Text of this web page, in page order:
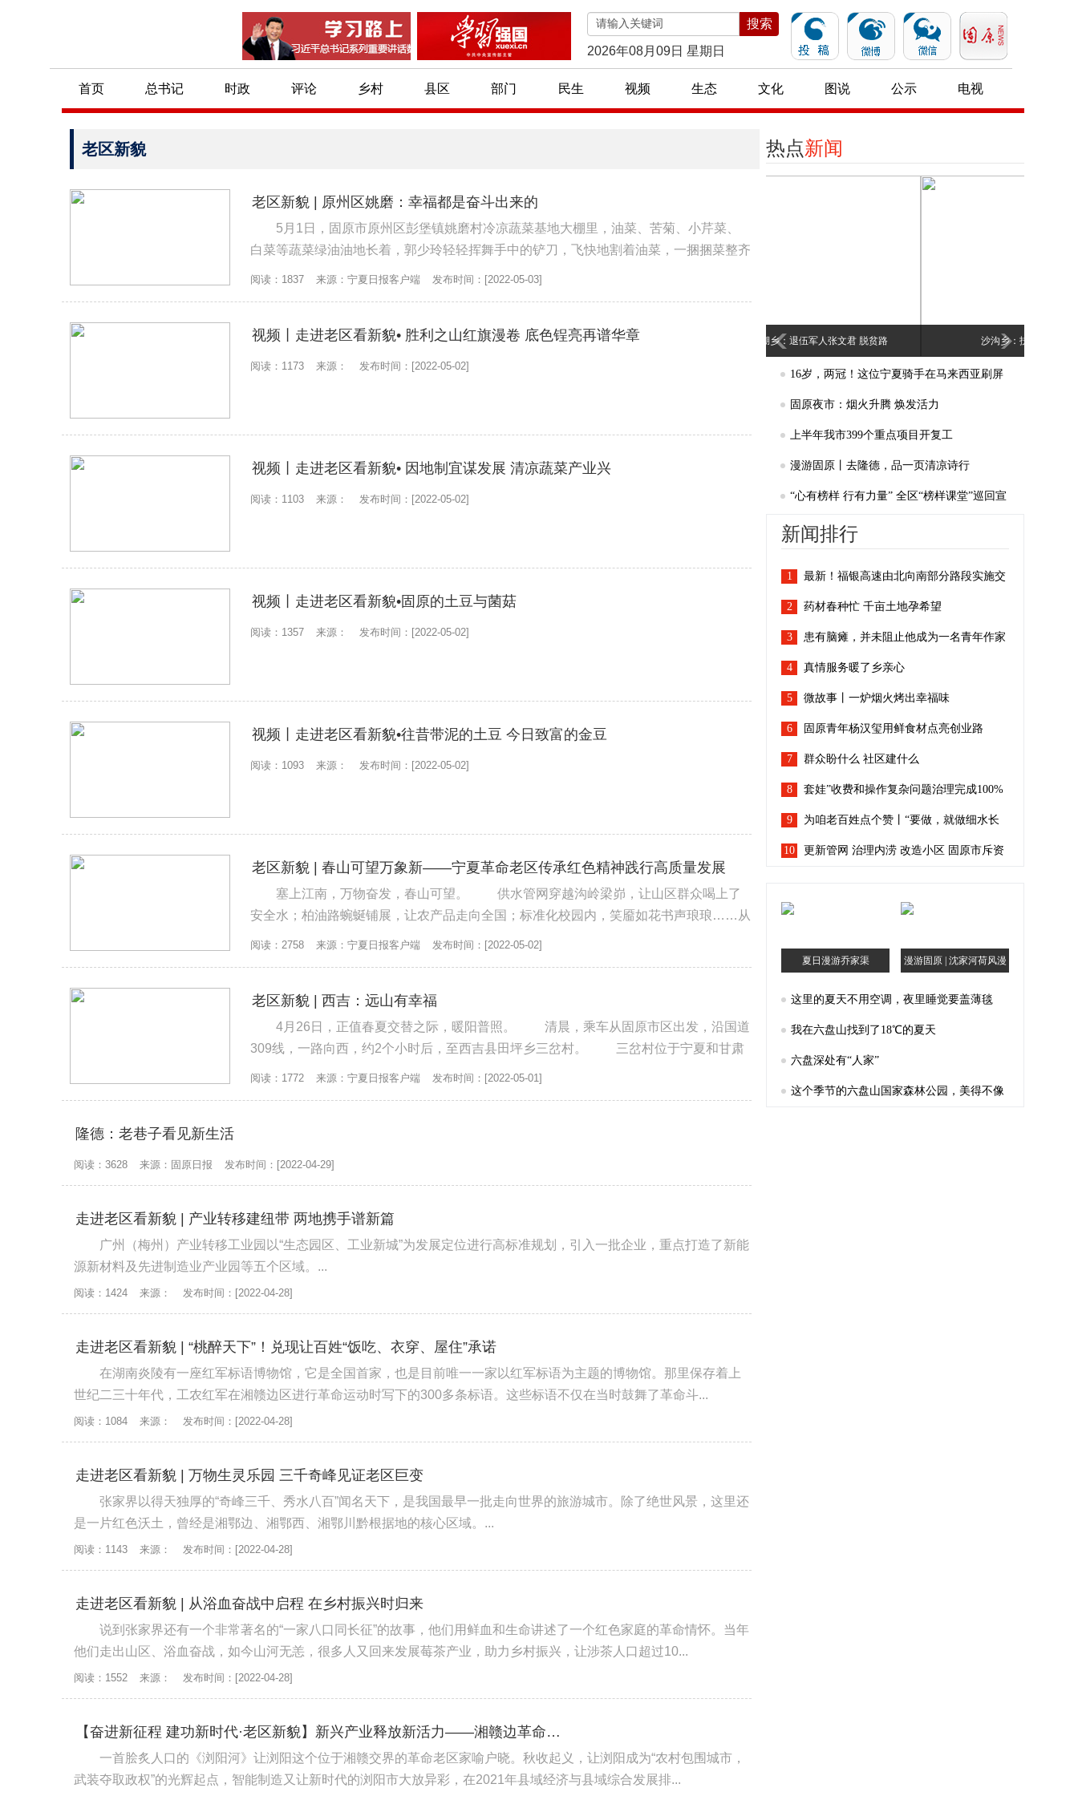
搜索
2026年08月09日 星期日
首页 总书记 时政 评论 乡村 县区 部门 民生 视频 生态 文化 图说 公示 电视
老区新貌
老区新貌 | 原州区姚磨：幸福都是奋斗出来的
5月1日，固原市原州区彭堡镇姚磨村冷凉蔬菜基地大棚里，油菜、苦菊、小芹菜、
白菜等蔬菜绿油油地长着，郭少玲轻轻挥舞手中的铲刀，飞快地割着油菜，一捆捆菜整齐
地堆码在畦边。“再等半小时，就割完，给你送过去...
阅读：1837 来源：宁夏日报客户端 发布时间：[2022-05-03]
视频丨走进老区看新貌• 胜利之山红旗漫卷 底色锃亮再谱华章
阅读：1173 来源： 发布时间：[2022-05-02]
视频丨走进老区看新貌• 因地制宜谋发展 清凉蔬菜产业兴
阅读：1103 来源： 发布时间：[2022-05-02]
视频丨走进老区看新貌•固原的土豆与菌菇
阅读：1357 来源： 发布时间：[2022-05-02]
视频丨走进老区看新貌•往昔带泥的土豆 今日致富的金豆
阅读：1093 来源： 发布时间：[2022-05-02]
老区新貌 | 春山可望万象新——宁夏革命老区传承红色精神践行高质量发展
塞上江南，万物奋发，春山可望。 供水管网穿越沟岭梁峁，让山区群众喝上了
安全水；柏油路蜿蜒铺展，让农产品走向全国；标准化校园内，笑靥如花书声琅琅……从
红军长征胜利翻越的最后一座高山六盘山到素有“...
阅读：2758 来源：宁夏日报客户端 发布时间：[2022-05-02]
老区新貌 | 西吉：远山有幸福
4月26日，正值春夏交替之际，暖阳普照。 清晨，乘车从固原市区出发，沿国道
309线，一路向西，约2个小时后，至西吉县田坪乡三岔村。 三岔村位于宁夏和甘肃
接壤之处，建于两山相交的一块凹地上，...
阅读：1772 来源：宁夏日报客户端 发布时间：[2022-05-01]
隆德：老巷子看见新生活
阅读：3628 来源：固原日报 发布时间：[2022-04-29]
走进老区看新貌 | 产业转移建纽带 两地携手谱新篇
广州（梅州）产业转移工业园以“生态园区、工业新城”为发展定位进行高标准规划，引入一批企业，重点打造了新能
源新材料及先进制造业产业园等五个区域。...
阅读：1424 来源： 发布时间：[2022-04-28]
走进老区看新貌 | “桃醉天下”！兑现让百姓“饭吃、衣穿、屋住”承诺
在湖南炎陵有一座红军标语博物馆，它是全国首家，也是目前唯一一家以红军标语为主题的博物馆。那里保存着上
世纪二三十年代，工农红军在湘赣边区进行革命运动时写下的300多条标语。这些标语不仅在当时鼓舞了革命斗...
阅读：1084 来源： 发布时间：[2022-04-28]
走进老区看新貌 | 万物生灵乐园 三千奇峰见证老区巨变
张家界以得天独厚的“奇峰三千、秀水八百”闻名天下，是我国最早一批走向世界的旅游城市。除了绝世风景，这里还
是一片红色沃土，曾经是湘鄂边、湘鄂西、湘鄂川黔根据地的核心区域。...
阅读：1143 来源： 发布时间：[2022-04-28]
走进老区看新貌 | 从浴血奋战中启程 在乡村振兴时归来
说到张家界还有一个非常著名的“一家八口同长征”的故事，他们用鲜血和生命讲述了一个红色家庭的革命情怀。当年
他们走出山区、浴血奋战，如今山河无恙，很多人又回来发展莓茶产业，助力乡村振兴，让涉茶人口超过10...
阅读：1552 来源： 发布时间：[2022-04-28]
【奋进新征程 建功新时代·老区新貌】新兴产业释放新活力——湘赣边革命老区纪行
一首脍炙人口的《浏阳河》让浏阳这个位于湘赣交界的革命老区家喻户晓。秋收起义，让浏阳成为“农村包围城市，
武装夺取政权”的光辉起点，智能制造又让新时代的浏阳市大放异彩，在2021年县域经济与县域综合发展排...
热点新闻
首批76个宁夏特色旅游村镇名单公布！ 脱贫光荣户 || 震湖乡：退伍军人张文君 脱贫路 沙沟乡：扶贫小车间 脱贫大作为
16岁，两冠！这位宁夏骑手在马来西亚刷屏
了 固原夜市：烟火升腾 焕发活力
上半年我市399个重点项目开复工
漫游固原丨去隆德，品一页清凉诗行
“心有榜样 行有力量” 全区“榜样课堂”巡回宣
讲固原报告会举行
新闻排行
1 最新！福银高速由北向南部分路段实施交
通管制
2 药材春种忙 千亩土地孕希望
3 患有脑瘫，并未阻止他成为一名青年作家
4 真情服务暖了乡亲心
5 微故事丨一炉烟火烤出幸福味
6 固原青年杨汉玺用鲜食材点亮创业路
7 群众盼什么 社区建什么
固原市问需于民绘就27张“生活地图”
8 套娃”收费和操作复杂问题治理完成100%
宁夏人看电视回到“简单模式”
9 为咱老百姓点个赞丨“要做，就做细水长
流的良心生意”
10 更新管网 治理内涝 改造小区 固原市斥资
夏日漫游乔家渠 漫游固原 | 沈家河荷风漫
这里的夏天不用空调，夜里睡觉要盖薄毯
我在六盘山找到了18℃的夏天
六盘深处有“人家”
这个季节的六盘山国家森林公园，美得不像